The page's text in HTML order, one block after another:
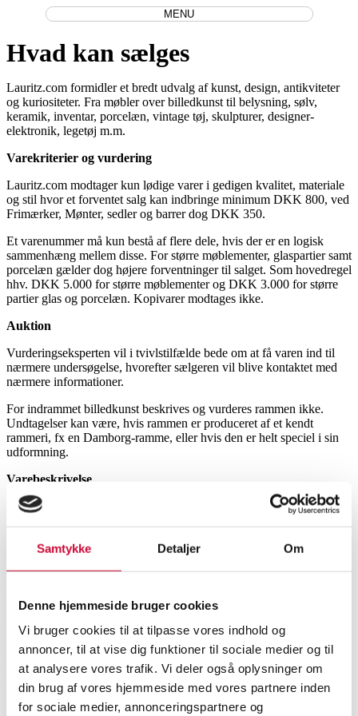
Samtykke Detaljer Om
Denne hjemmeside bruger cookies
Vi bruger cookies til at tilpasse vores indhold og
annoncer, til at vise dig funktioner til sociale medier og til
at analysere vores trafik. Vi deler også oplysninger om
din brug af vores hjemmeside med vores partnere inden
for sociale medier, annonceringspartnere og
MENU
Hvad kan sælges
Lauritz.com formidler et bredt udvalg af kunst, design, antikviteter
og kuriositeter. Fra møbler over billedkunst til belysning, sølv,
keramik, inventar, porcelæn, vintage tøj, skulpturer, designer-
elektronik, legetøj m.m.
Varekriterier og vurdering
Lauritz.com modtager kun lødige varer i gedigen kvalitet, materiale
og stil hvor et forventet salg kan indbringe minimum DKK 800, ved
Frimærker, Mønter, sedler og barrer dog DKK 350.
Et varenummer må kun bestå af flere dele, hvis der er en logisk
sammenhæng mellem disse. For større møblementer, glaspartier samt
porcelæn gælder dog højere forventninger til salget. Som hovedregel
hhv. DKK 5.000 for større møblementer og DKK 3.000 for større
partier glas og porcelæn. Kopivarer modtages ikke.
Auktion
Vurderingseksperten vil i tvivlstilfælde bede om at få varen ind til
nærmere undersøgelse, hvorefter sælgeren vil blive kontaktet med
nærmere informationer.
For indrammet billedkunst beskrives og vurderes rammen ikke.
Undtagelser kan være, hvis rammen er produceret af et kendt
rammeri, fx en Damborg-ramme, eller hvis den er helt speciel i sin
udformning.
Varebeskrivelse
Beskrivelsen af varen foretages efter nøje undersøgelse og efter
samtlige de oplysninger, han har om varen. Umiddelbart efter
Er dette ikke tilfældet, skal sælger omgående meddele dette til
Skulle det efter salget erkendes, at varen er en forfalskning, at
varebeskrivelsen har været behæftet med væsentlige fejl eller
mangler, eller at varen har været i væsentlig dårligere stand end
antaget, vil køber være berettiget til at annullere købet eller evt. få et
forholdsmæssigt afslag i prisen. Køber vil så få refunderet den totale